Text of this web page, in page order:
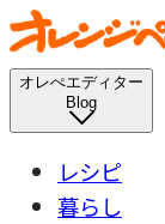
オレぺエディター
Blog
レシピ
暮らし